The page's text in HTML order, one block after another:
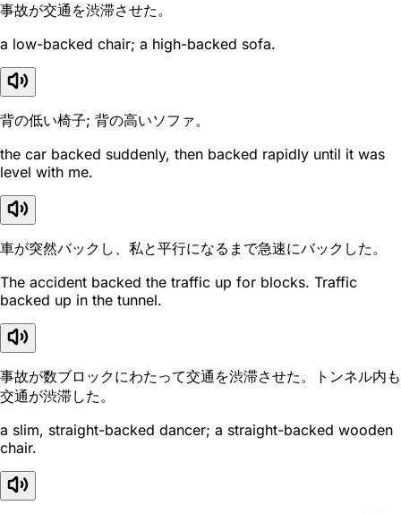
事故が交通を渋滞させた。
a low-backed chair; a high-backed sofa.
背の低い椅子; 背の高いソファ。
the car backed suddenly, then backed rapidly until it was
level with me.
車が突然バックし、私と平行になるまで急速にバックした。
The accident backed the traffic up for blocks. Traffic
backed up in the tunnel.
事故が数ブロックにわたって交通を渋滞させた。トンネル内も
交通が渋滞した。
a slim, straight-backed dancer; a straight-backed wooden
chair.